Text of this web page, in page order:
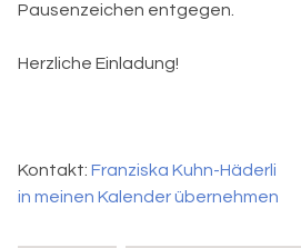
Pausenzeichen entgegen.
Herzliche Einladung!
Kontakt: Franziska Kuhn-Häderli
in meinen Kalender übernehmen